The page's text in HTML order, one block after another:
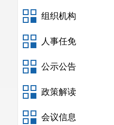
组织机构
人事任免
公示公告
政策解读
会议信息